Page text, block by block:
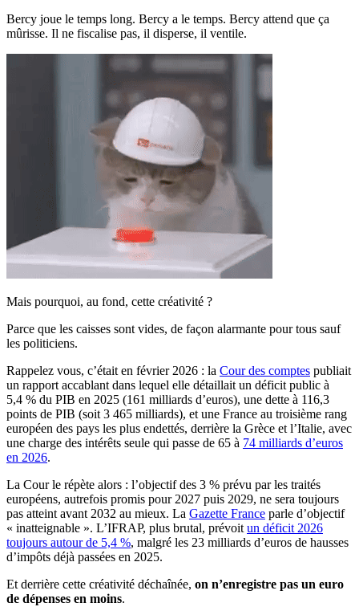
Bercy joue le temps long. Bercy a le temps. Bercy attend que ça
mûrisse. Il ne fiscalise pas, il disperse, il ventile.
Mais pourquoi, au fond, cette créativité ?
Parce que les caisses sont vides, de façon alarmante pour tous sauf
les politiciens.
Rappelez vous, c’était en février 2026 : la Cour des comptes publiait
un rapport accablant dans lequel elle détaillait un déficit public à
5,4 % du PIB en 2025 (161 milliards d’euros), une dette à 116,3
points de PIB (soit 3 465 milliards), et une France au troisième rang
européen des pays les plus endettés, derrière la Grèce et l’Italie, avec
une charge des intérêts seule qui passe de 65 à 74 milliards d’euros
en 2026.
La Cour le répète alors : l’objectif des 3 % prévu par les traités
européens, autrefois promis pour 2027 puis 2029, ne sera toujours
pas atteint avant 2032 au mieux. La Gazette France parle d’objectif
« inatteignable ». L’IFRAP, plus brutal, prévoit un déficit 2026
toujours autour de 5,4 %, malgré les 23 milliards d’euros de hausses
d’impôts déjà passées en 2025.
Et derrière cette créativité déchaînée, on n’enregistre pas un euro
de dépenses en moins.